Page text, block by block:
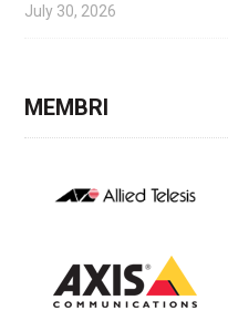
July 30, 2026
MEMBRI